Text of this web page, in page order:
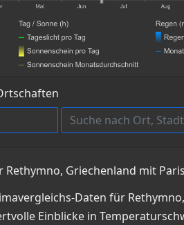
Griechenland mit
Daten für
Einblicke in